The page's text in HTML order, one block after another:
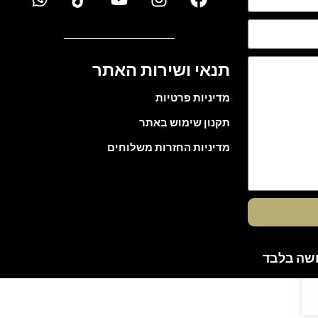
תנאי ושירות האתר
מדיניות פרטיות
תקנון שימוש באתר
מדיניות החזרות משלוחים